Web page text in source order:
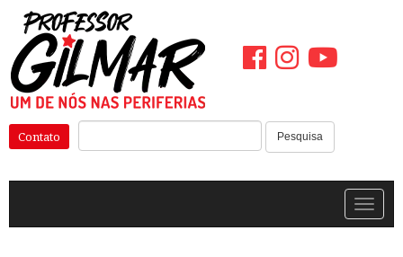
Pular
para
o
conteúdo
Pesquisa
Contato